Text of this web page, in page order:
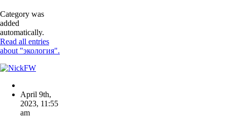
Category was
added
automatically.
Read all entries
about "экология".
April 9th,
2023, 11:55
am